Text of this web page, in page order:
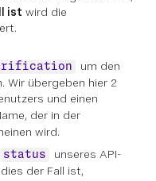
ist wird die
um den
Wir übergeben hier 2
und einen
der in der
wird.
status
unseres API-
der Fall ist,